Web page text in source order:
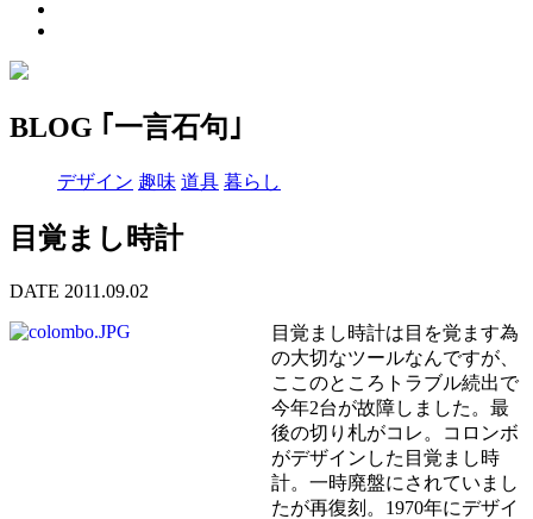
BLOG ｢一言石句｣
デザイン 趣味 道具 暮らし
目覚まし時計
DATE 2011.09.02
目覚まし時計は目を覚ます為
の大切なツールなんですが、
ここのところトラブル続出で
今年2台が故障しました。最
後の切り札がコレ。コロンボ
がデザインした目覚まし時
計。一時廃盤にされていまし
たが再復刻。1970年にデザイ